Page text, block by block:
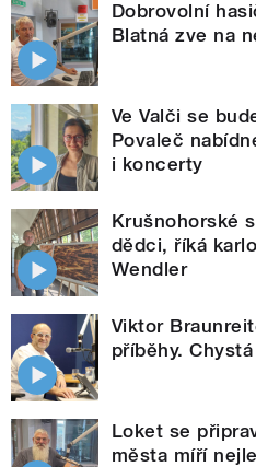
Dobrovolní
Blatná zve na
Ve Valči se
Povaleč
i koncerty
Krušnohorské
dědci, říká
Wendler
Viktor
příběhy.
Loket se
města míří